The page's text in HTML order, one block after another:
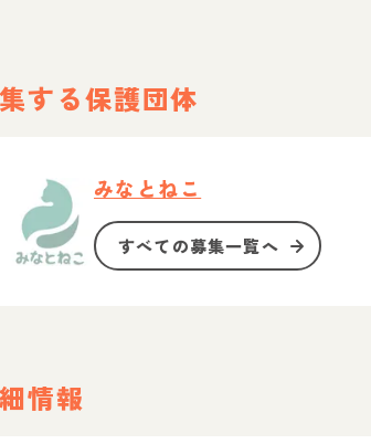
する保護団体
みなとねこ
すべての募集一覧へ
情報